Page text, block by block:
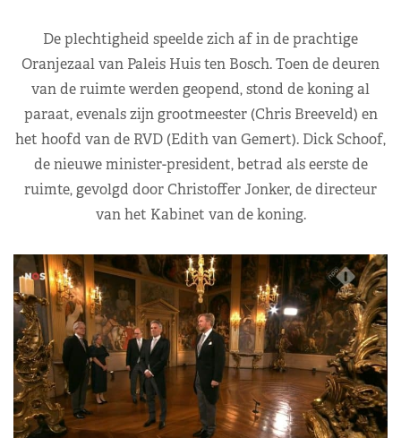
De plechtigheid speelde zich af in de prachtige
Oranjezaal van Paleis Huis ten Bosch. Toen de deuren
van de ruimte werden geopend, stond de koning al
paraat, evenals zijn grootmeester (Chris Breeveld) en
het hoofd van de RVD (Edith van Gemert). Dick Schoof,
de nieuwe minister-president, betrad als eerste de
ruimte, gevolgd door Christoffer Jonker, de directeur
van het Kabinet van de koning.